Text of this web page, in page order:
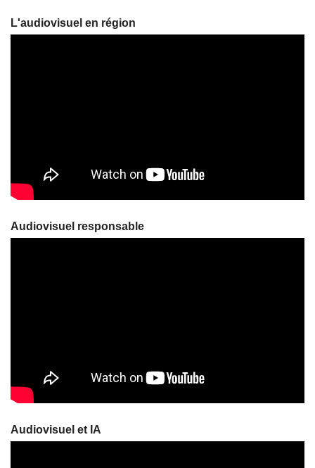
L'audiovisuel en région
Audiovisuel responsable
Audiovisuel et IA